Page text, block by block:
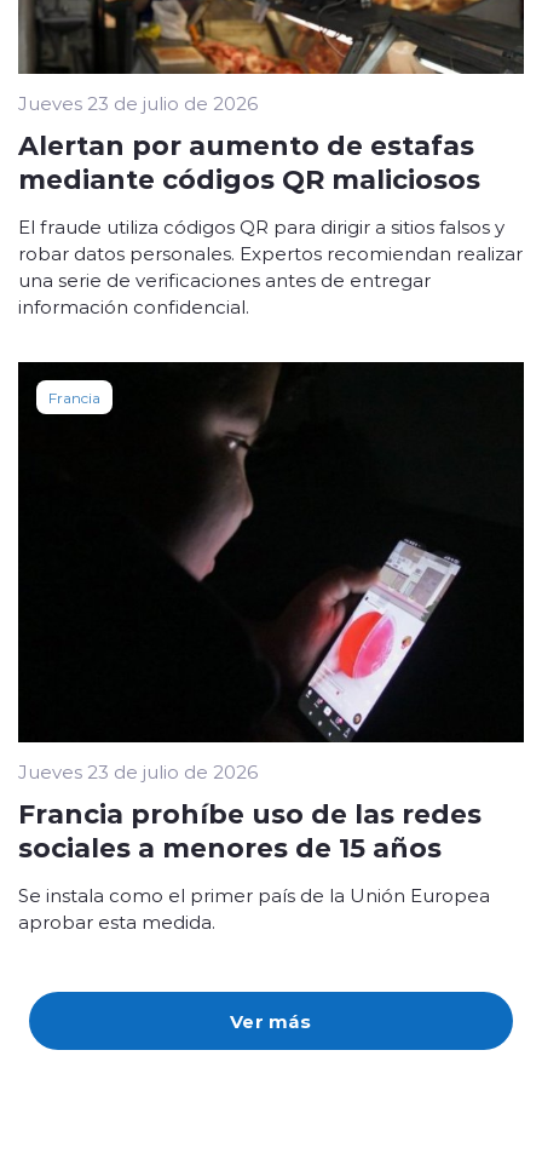
Ver más
Jueves 23 de julio de 2026
Alertan por aumento de estafas
mediante códigos QR maliciosos
El fraude utiliza códigos QR para dirigir a sitios falsos y
robar datos personales. Expertos recomiendan realizar
una serie de verificaciones antes de entregar
información confidencial.
Francia
Jueves 23 de julio de 2026
Francia prohíbe uso de las redes
sociales a menores de 15 años
Se instala como el primer país de la Unión Europea
aprobar esta medida.